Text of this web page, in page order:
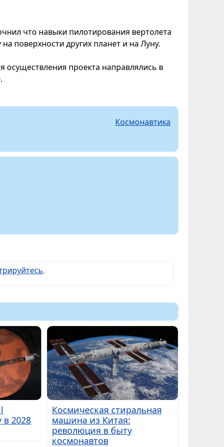
что навыки пилотирования вертолета
поверхности других планет и на Луну.
проекта направлялись в
Космонавтика
.
в 2028
Космическая стиральная
машина из Китая:
революция в быту
космонавтов